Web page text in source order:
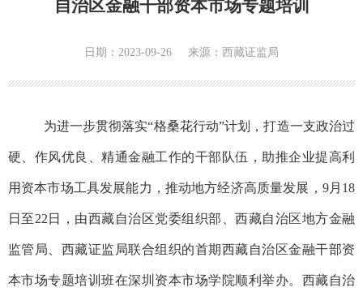
自治区金融干部资本市场专题培训
日期：2023-09-26 来源：西藏证监局
为进一步贯彻落实“格桑花行动”计划，打造一支政治过
硬、作风优良、精通金融工作的干部队伍，助推企业提高利
用资本市场工具发展能力，推动地方经济高质量发展， 9月18
日至22日，由西藏自治区党委组织部、西藏自治区地方金融
监管局、西藏证监局联合组织的首期西藏自治区金融干部资
本市场专题培训班在深圳资本市场学院顺利举办。西藏自治